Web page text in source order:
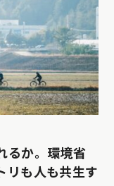
るか。環境省
リも人も共生す